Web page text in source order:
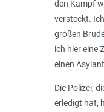
den Kampf
versteckt.
großen
ich hier eine
einen
Die Polizei,
erledigt hat,